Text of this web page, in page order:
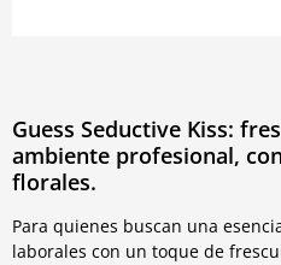
Guess Seductive Kiss:
ambiente profesional,
florales.
Para quienes buscan una
laborales con un toque de